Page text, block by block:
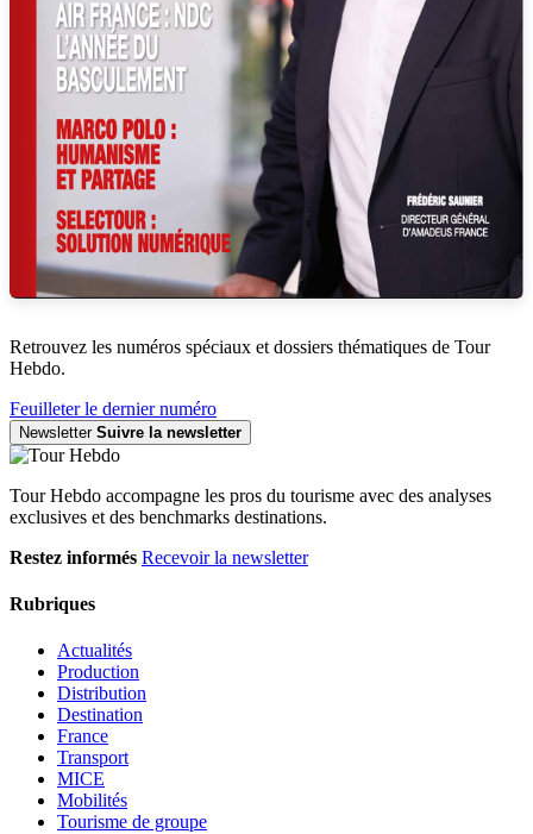
Retrouvez les numéros spéciaux et dossiers thématiques de Tour
Hebdo.
Feuilleter le dernier numéro
Newsletter Suivre la newsletter
Tour Hebdo accompagne les pros du tourisme avec des analyses
exclusives et des benchmarks destinations.
Restez informés Recevoir la newsletter
Rubriques
Actualités
Production
Distribution
Destination
France
Transport
MICE
Mobilités
Tourisme de groupe